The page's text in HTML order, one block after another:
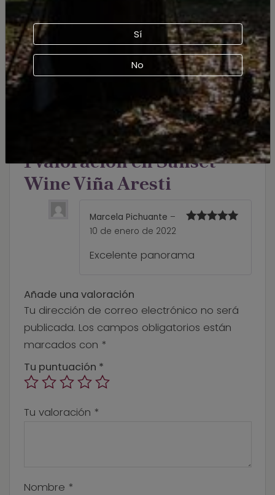
Sí
No
Opciones de
traslado
Con traslado, Sin traslado
VALORACIONES (1)
1 valoración enSunset
Wine Viña Aresti
Marcela Pichuante –
10 de enero de 2022
Excelente panorama
Añade una valoración
Tu dirección de correo electrónico no será
publicada. Los campos obligatorios están
marcados con *
Tu puntuación *
Tu valoración *
Nombre *